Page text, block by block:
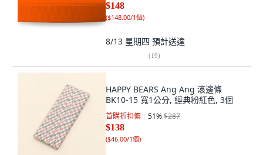
$148
($148.00/1個)
8/13 星期四 預計送達
(19)
HAPPY BEARS Ang Ang 滾邊條
BK10-15 寬1公分, 經典粉紅色, 3個
首購折扣價 51%$287
$138
($46.00/1個)